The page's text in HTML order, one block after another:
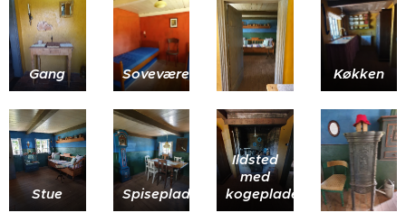
Gang Soveværelse Køkken
Stue Spiseplads
Ildsted
med
kogeplade